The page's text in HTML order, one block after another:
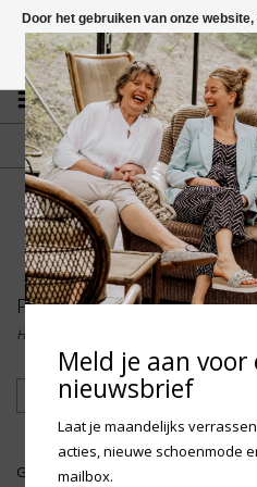
Vragen? App naar
GRATIS VERZENDING NL
Vanaf € 75,-
Panama Jack
Home
Filteren
Geen producten gevonden!...
Door het gebruiken van onze
cookies om onze website te
Meer over
Meld je aan voor
nieuwsbrief
Laat je maandelijks
acties, nieuwe schoenmode
mailbox.